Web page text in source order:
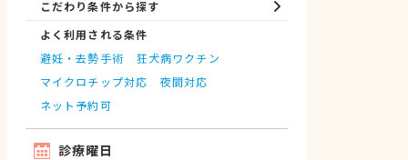
こだわり条件から探す
よく利用される条件
避妊・去勢手術
狂犬病ワクチン
マイクロチップ対応
夜間対応
ネット予約可
診療曜日